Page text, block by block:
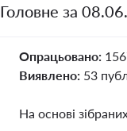
Головне за
Опрацьовано:
Виявлено: 53
На основі